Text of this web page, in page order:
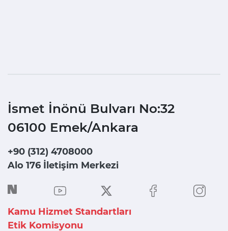
İsmet İnönü Bulvarı No:32
06100 Emek/Ankara
+90 (312) 4708000
Alo 176 İletişim Merkezi
Kamu Hizmet Standartları
Etik Komisyonu